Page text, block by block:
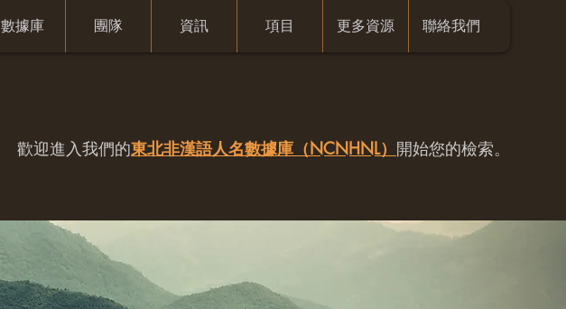
數據庫 團隊 資訊 項目 更多資源 聯絡我們
歡迎進入我們的東北非漢語人名數據庫（NCNHNL） 開始您的檢索。